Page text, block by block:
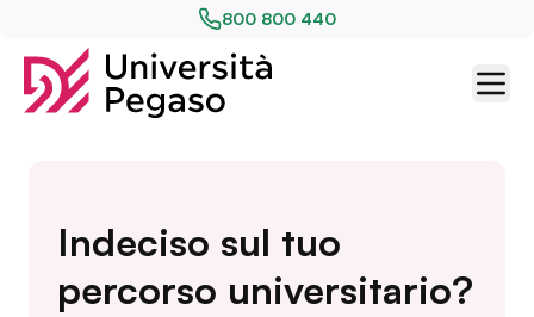
800 800 440
Indeciso sul tuo
percorso universitario?